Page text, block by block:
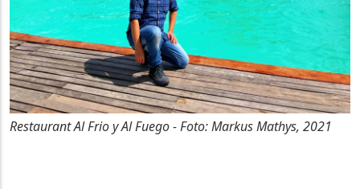
Restaurant Al Frio y Al Fuego - Foto: Markus Mathys, 2021